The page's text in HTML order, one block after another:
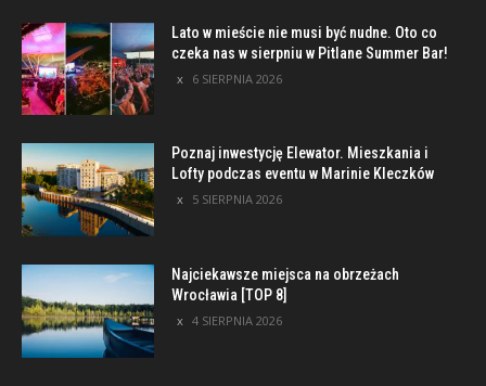
Lato w mieście nie musi być nudne. Oto co
czeka nas w sierpniu w Pitlane Summer Bar!
6 SIERPNIA 2026
Poznaj inwestycję Elewator. Mieszkania i
Lofty podczas eventu w Marinie Kleczków
5 SIERPNIA 2026
Najciekawsze miejsca na obrzeżach
Wrocławia [TOP 8]
4 SIERPNIA 2026